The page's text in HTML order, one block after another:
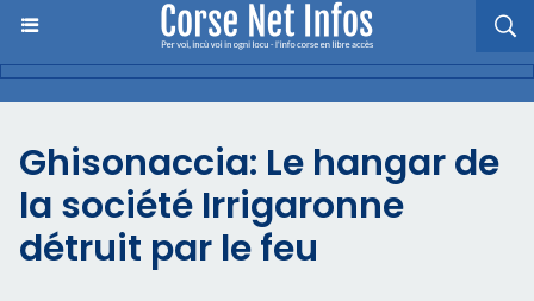
Ghisonaccia: Le hangar de
la société Irrigaronne
détruit par le feu